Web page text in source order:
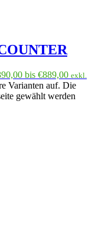
bis €889,00 exkl.
Varianten auf. Die
gewählt werden